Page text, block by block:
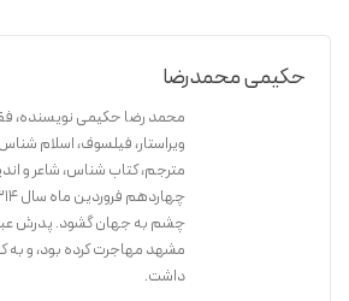
حکیمی محمدرضا
محمد رضا حکیمی نویسنده،
ویراستار، فیلسوف، اسلام
مترجم، کتاب شناس، شاعر و
چشم به جهان گشود. پدرش
مشهد مهاجرت کرده بود، و به
داشت.